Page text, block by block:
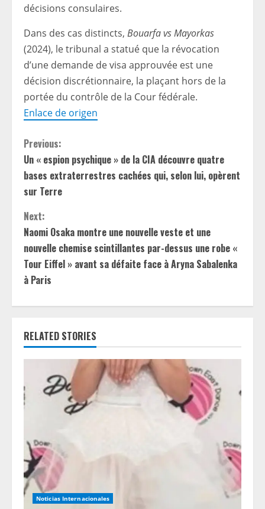
décisions consulaires.
Dans des cas distincts, Bouarfa vs Mayorkas
(2024), le tribunal a statué que la révocation
d’une demande de visa approuvée est une
décision discrétionnaire, la plaçant hors de la
portée du contrôle de la Cour fédérale.
Enlace de origen
C
o
n
t
i
n
R
a
i
n
g
Previous:
Un « espion psychique » de la CIA découvre quatre
bases extraterrestres cachées qui, selon lui, opèrent
sur Terre
Next:
Naomi Osaka montre une nouvelle veste et une
nouvelle chemise scintillantes par-dessus une robe «
Tour Eiffel » avant sa défaite face à Aryna Sabalenka
à Paris
RELATED STORIES
Noticias Internacionales